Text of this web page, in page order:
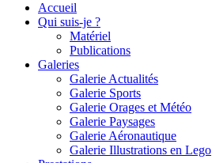
Accueil
Qui suis-je ?
Matériel
Publications
Galeries
Galerie Actualités
Galerie Sports
Galerie Orages et Météo
Galerie Paysages
Galerie Aéronautique
Galerie Illustrations en Lego